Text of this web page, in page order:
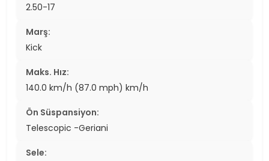
2.50-17
Marş:
Kick
Maks. Hız:
140.0 km/h (87.0 mph) km/h
Ön Süspansiyon:
Telescopic -Geriani
Sele: